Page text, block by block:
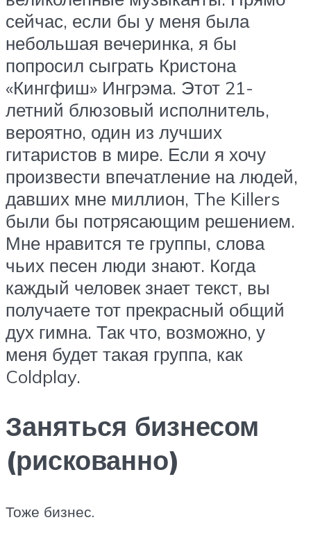
сейчас, если бы у меня была
небольшая вечеринка, я бы
попросил сыграть Кристона
«Кингфиш» Ингрэма. Этот 21-
летний блюзовый исполнитель,
вероятно, один из лучших
гитаристов в мире. Если я хочу
произвести впечатление на людей,
давших мне миллион, The Killers
были бы потрясающим решением.
Мне нравится те группы, слова
чьих песен люди знают. Когда
каждый человек знает текст, вы
получаете тот прекрасный общий
дух гимна. Так что, возможно, у
меня будет такая группа, как
Coldplay.
Заняться бизнесом
(рискованно)
Тоже бизнес.